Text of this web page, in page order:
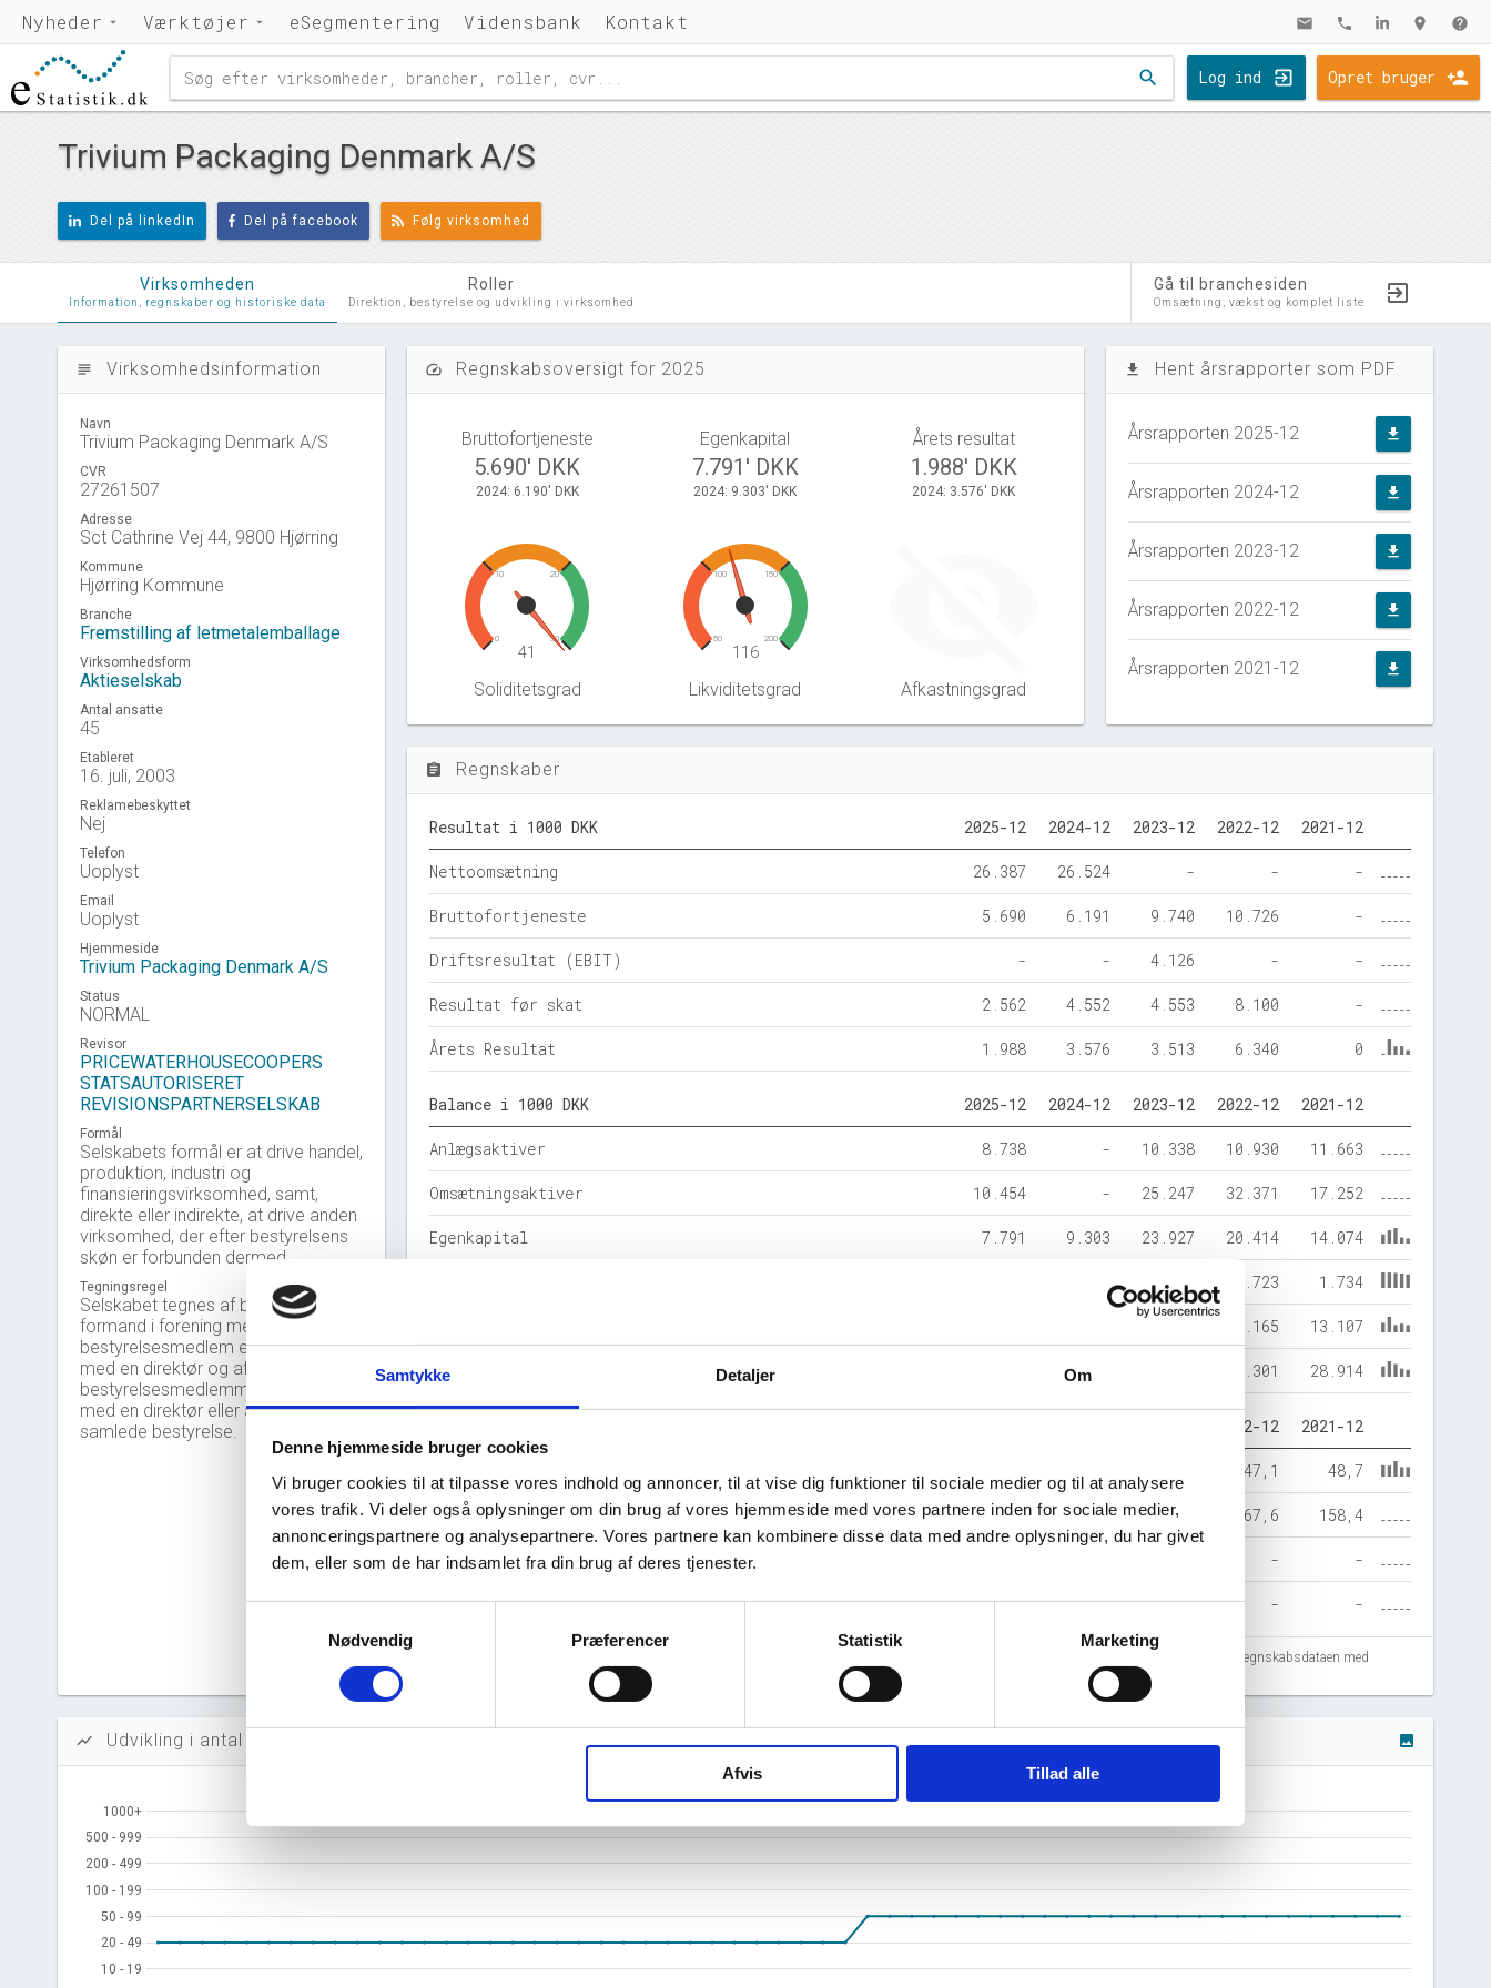
Samtykke Detaljer Om
Denne hjemmeside bruger cookies
Vi bruger cookies til at tilpasse vores indhold og annoncer, til at vise dig funktioner til sociale medier og til at analysere
vores trafik. Vi deler også oplysninger om din brug af vores hjemmeside med vores partnere inden for sociale medier,
annonceringspartnere og analysepartnere. Vores partnere kan kombinere disse data med andre oplysninger, du har givet
dem, eller som de har indsamlet fra din brug af deres tjenester.
Nødvendig
Præferencer Statistik Marketing
Afvis Tillad alle
Nyheder Værktøjer eSegmentering Vidensbank Kontakt mail phone location_on help
search Log ind Opret bruger
Trivium Packaging Denmark A/S
Del på linkedIn Del på facebook Følg virksomhed
Virksomheden
Information, regnskaber og historiske data
Roller
Direktion, bestyrelse og udvikling i virksomhed
Gå til branchesiden
Omsætning, vækst og komplet liste
subject Virksomhedsinformation
Navn
Trivium Packaging Denmark A/S
CVR
27261507
Adresse
Sct Cathrine Vej 44, 9800 Hjørring
Kommune
Hjørring Kommune
Branche
Fremstilling af letmetalemballage
Virksomhedsform
Aktieselskab
Antal ansatte
45
Etableret
16. juli, 2003
Reklamebeskyttet
Nej
Telefon
Uoplyst
Email
Uoplyst
Hjemmeside
Trivium Packaging Denmark A/S
Status
NORMAL
Revisor
PRICEWATERHOUSECOOPERS
STATSAUTORISERET
REVISIONSPARTNERSELSKAB
Formål
Selskabets formål er at drive handel,
produktion, industri og
finansieringsvirksomhed, samt,
direkte eller indirekte, at drive anden
virksomhed, der efter bestyrelsens
skøn er forbunden dermed.
Tegningsregel
Selskabet tegnes af bestyrelsens
formand i forening med et andet
bestyrelsesmedlem eller i forening
med en direktør og af to
bestyrelsesmedlemmer i forening
med en direktør eller af den
samlede bestyrelse.
speed Regnskabsoversigt for 2025
Bruttofortjeneste
5.690' DKK
2024: 6.190' DKK
Egenkapital
7.791' DKK
2024: 9.303' DKK
Årets resultat
1.988' DKK
2024: 3.576' DKK
0
10 20
30
41
Soliditetsgrad
50
100 150
200
116
Likviditetsgrad Afkastningsgrad
file_download Hent årsrapporter som PDF
Årsrapporten 2025-12 file_download
Årsrapporten 2024-12 file_download
Årsrapporten 2023-12 file_download
Årsrapporten 2022-12 file_download
Årsrapporten 2021-12 file_download
assignment Regnskaber
Resultat i 1000 DKK 2025-12 2024-12 2023-12 2022-12 2021-12
Nettoomsætning 26.387 26.524 - - -
Bruttofortjeneste 5.690 6.191 9.740 10.726 -
Driftsresultat (EBIT) - - 4.126 - -
Resultat før skat 2.562 4.552 4.553 8.100 -
Årets Resultat 1.988 3.576 3.513 6.340 0
Balance i 1000 DKK 2025-12 2024-12 2023-12 2022-12 2021-12
Anlægsaktiver 8.738 - 10.338 10.930 11.663
Omsætningsaktiver 10.454 - 25.247 32.371 17.252
Egenkapital 7.791 9.303 23.927 20.414 14.074
1.682 1.723 1.734
21.165 13.107
Årets balance 22.770 43.301 28.914
2022-12 2021-12
47,1 48,7
Likviditetsgrad 115,5 - 295,9 167,6 158,4
Afkastningsgrad - -
Overskudsgrad - - - - -
Tal fra erhvervsstyrelsens regnskabs-API. eStatistik henviser til Erhvervsstyrelsen ved eventuelle fejlregistreringer. Vi anbefaler at krydstjekke regnskabsdataen med
show_chart Udvikling i antal ansatte image
10 - 19
10 - 19
20 - 49
20 - 49
50 - 99
50 - 99
100 - 199
100 - 199
200 - 499
200 - 499
500 - 999
500 - 999
1000+
1000+